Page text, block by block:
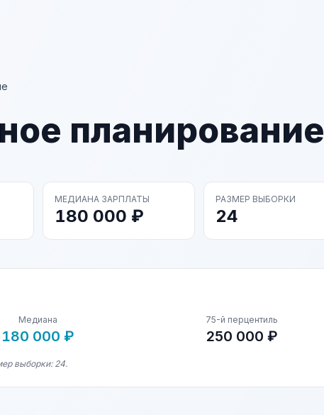
планирование
МЕДИАНА ЗАРПЛАТЫ
180 000 ₽
РАЗМЕР ВЫБОРКИ
24
Медиана
180 000 ₽
75-й перцентиль
250 000 ₽
выборки: 24.